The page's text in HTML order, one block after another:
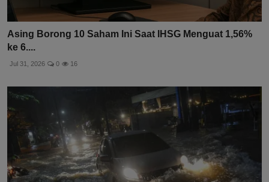
Asing Borong 10 Saham Ini Saat IHSG Menguat 1,56%
ke 6....
Jul 31, 2026 0 16